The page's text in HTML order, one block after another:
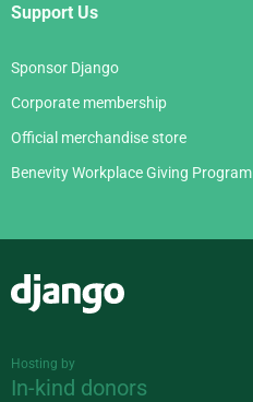
Support Us
Sponsor Django
Corporate membership
Official merchandise store
Benevity Workplace Giving Program
Hosting by
In-kind donors